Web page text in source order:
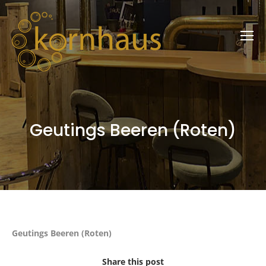
Geutings Beeren (Roten)
Geutings Beeren (Roten)
Share this post